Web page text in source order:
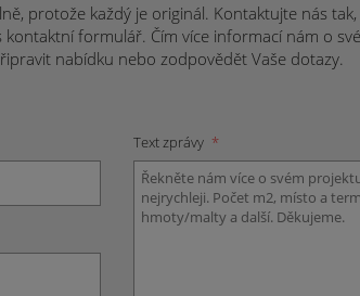
protože každý je originál. Kontaktujte nás
kontaktní formulář. Čím více informací nám o
nabídku nebo zodpovědět Vaše dotazy.
Text zprávy *